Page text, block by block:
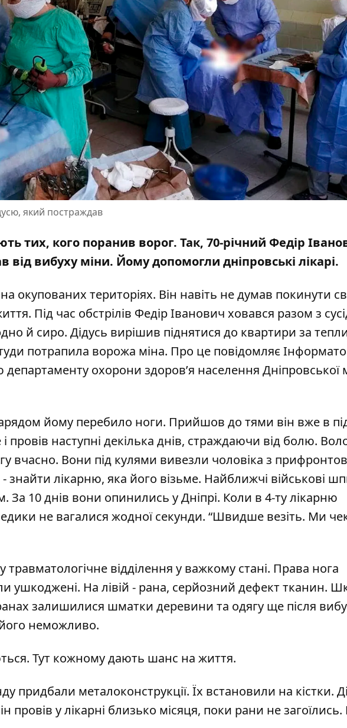
який постраждав
тих, кого поранив ворог. Так, 70-річний Федір
від вибуху міни. Йому допомогли дніпровські лікарі.
окупованих територіях. Він навіть не думав покинути
Під час обстрілів Федір Іванович ховався разом з
й сиро. Дідусь вирішив піднятися до квартири за
потрапила ворожа міна. Про це повідомляє
департаменту охорони здоров’я населення Дніпровської
йому перебило ноги. Прийшов до тями він вже в
провів наступні декілька днів, страждаючи від болю.
вчасно. Вони під кулями вивезли чоловіка з
знайти лікарню, яка його візьме. Найближчі військові
За 10 днів вони опинились у Дніпрі. Коли в 4-ту лікарню
не вагалися жодної секунди. “Швидше везіть. Ми
відділення у важкому стані. Права нога
ушкоджені. На лівій - рана, серйозний дефект тканин.
залишилися шматки деревини та одягу ще після
неможливо.
Тут кожному дають шанс на життя.
придбали металоконструкції. Їх встановили на кістки.
провів у лікарні близько місяця, поки рани не